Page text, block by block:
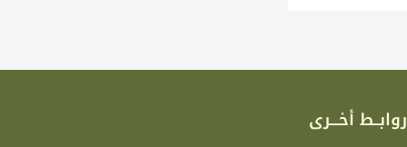
روابــط أخـــرى